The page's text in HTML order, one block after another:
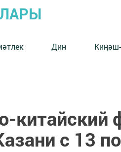
Дин
с 13